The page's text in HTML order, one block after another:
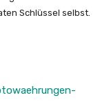
Schlüssel selbst.